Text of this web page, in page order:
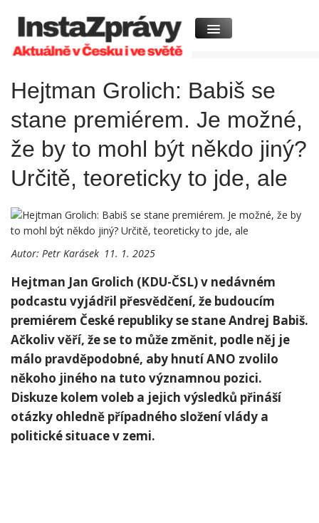
Hejtman Grolich: Babiš se
stane premiérem. Je možné,
že by to mohl být někdo jiný?
Určitě, teoreticky to jde, ale
Autor: Petr Karásek 11. 1. 2025
Hejtman Jan Grolich (KDU-ČSL) v nedávném
podcastu vyjádřil přesvědčení, že budoucím
premiérem České republiky se stane Andrej Babiš.
⁢Ačkoliv věří, že se to může změnit, podle něj je
málo pravděpodobné, aby hnutí ANO zvolilo
někoho jiného na tuto významnou pozici.
Diskuze ⁤kolem voleb a jejich výsledků přináší
otázky ohledně případného složení vlády a
politické situace v zemi.